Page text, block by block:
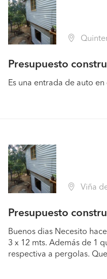
Quintero
Presupuesto
Es una entrada de auto en
Viña del Mar
Presupuesto
Buenos dias Necesito
3 x 12 mts. Además de 1
respectiva a pergolas.